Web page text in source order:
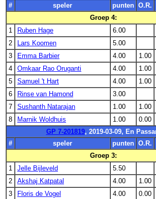
#
speler punten O.R.
Groep 4:
1
Ruben Hage 6.00
2
Lars Koomen 5.00
3
Emma Barbier 4.00 1.00
4
Omkaar Rao Oruganti 4.00 1.00
5
Samuel 't Hart 4.00 1.00
6
Rinse van Hamond 3.00
7
Sushanth Natarajan 1.00 1.00
8
Marnik Woldhuis 1.00 0.00
GP 7-201819, 2019-03-09, En
#
speler punten O.R.
Groep 3:
1
Jelle Bijleveld 5.50
2
Akshaj Katpatal 4.00 1.00
3
Floris de Vogel 4.00 0.00